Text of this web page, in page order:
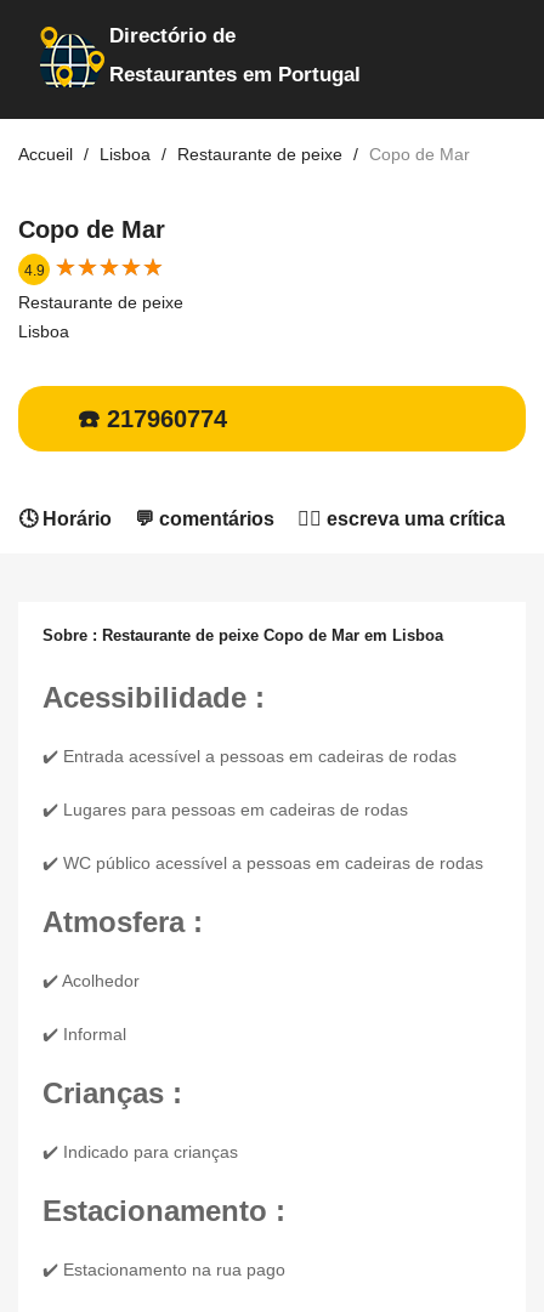
Directório de
Restaurantes em Portugal
Accueil Lisboa Restaurante de peixe Copo de Mar
Copo de Mar
4.9 ★★★★★
★★★★★
Restaurante de peixe
Lisboa
☎️ 217960774
🕓 Horário 💬 comentários ✍🏻 escreva uma crítica
Sobre : Restaurante de peixe Copo de Mar em Lisboa
Acessibilidade :
✔️ Entrada acessível a pessoas em cadeiras de rodas
✔️ Lugares para pessoas em cadeiras de rodas
✔️ WC público acessível a pessoas em cadeiras de rodas
Atmosfera :
✔️ Acolhedor
✔️ Informal
Crianças :
✔️ Indicado para crianças
Estacionamento :
✔️ Estacionamento na rua pago